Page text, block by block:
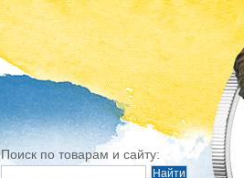
Поиск по товарам и сайту: